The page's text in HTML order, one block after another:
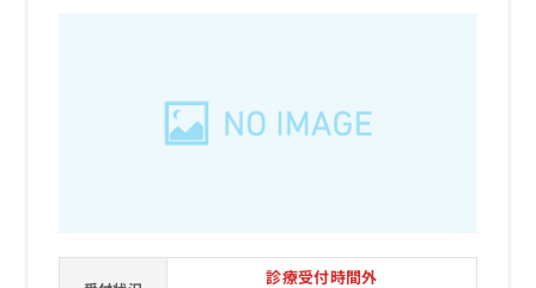
診療受付時間外